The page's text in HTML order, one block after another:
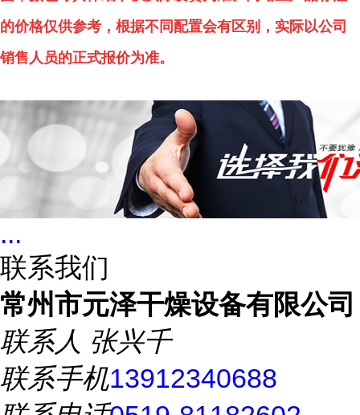
的价格仅供参考，根据不同配置会有区别，实际以公司
销售人员的正式报价为准。
...
联系我们
常州市元泽干燥设备有限公司
联系人 张兴千
联系手机13912340688